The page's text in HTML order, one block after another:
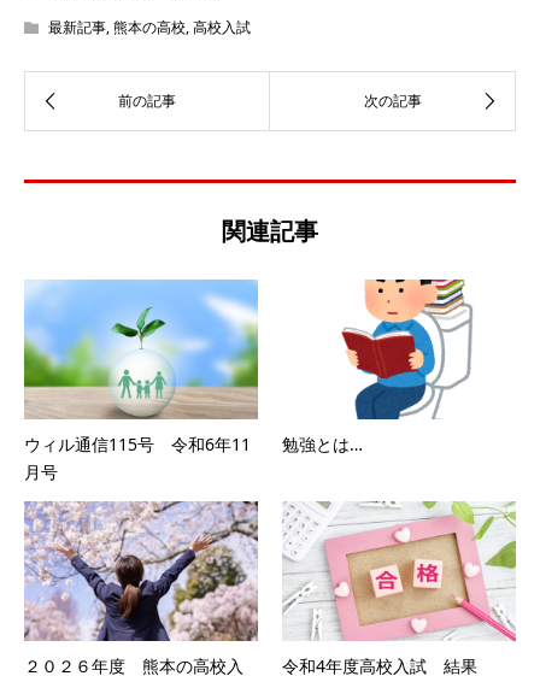
最新記事,熊本の高校,高校入試
関連記事
ウィル通信115号 令和6年11
月号
勉強とは…
２０２６年度 熊本の高校入
令和4年度高校入試 結果